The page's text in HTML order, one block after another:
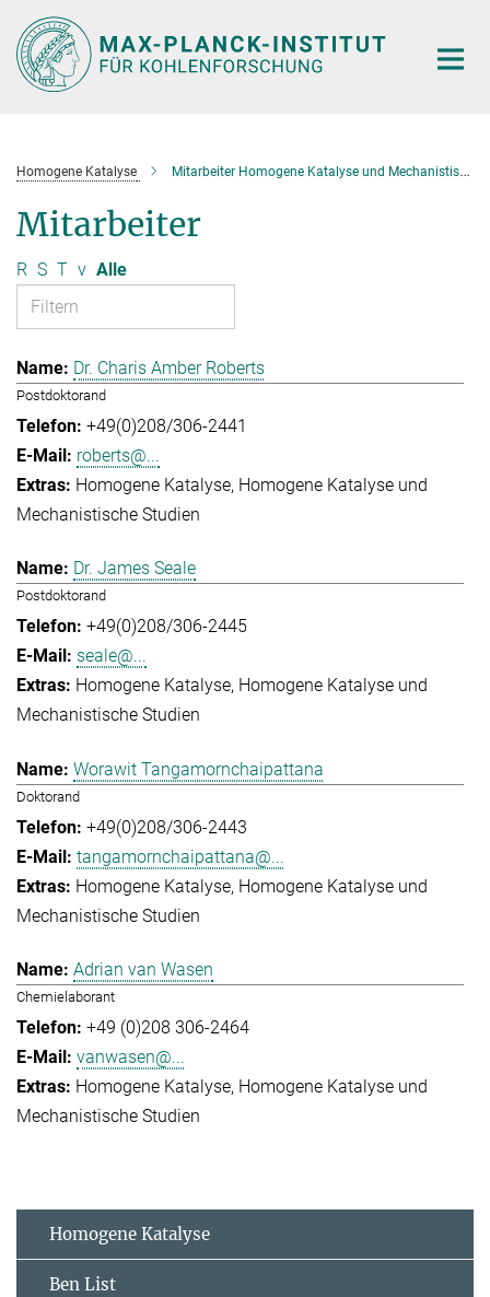
Hauptinhalt
Homogene Katalyse Mitarbeiter Homogene Katalyse und Mechanistische Studien
Mitarbeiter
R S T v Alle
Dr. Charis Amber Roberts
Postdoktorand
+49(0)208/306-2441
roberts@...
Homogene Katalyse Homogene Katalyse und
Mechanistische Studien
Dr. James Seale
Postdoktorand
+49(0)208/306-2445
seale@...
Homogene Katalyse Homogene Katalyse und
Mechanistische Studien
Worawit Tangamornchaipattana
Doktorand
+49(0)208/306-2443
tangamornchaipattana@...
Homogene Katalyse Homogene Katalyse und
Mechanistische Studien
Adrian van Wasen
Chemielaborant
+49 (0)208 306-2464
vanwasen@...
Homogene Katalyse Homogene Katalyse und
Mechanistische Studien
Homogene Katalyse
Ben List